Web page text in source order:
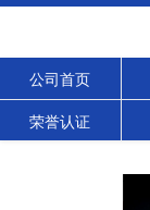
公司首页
荣誉认证